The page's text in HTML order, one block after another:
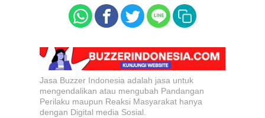
Jasa Buzzer Indonesia adalah jasa untuk
mengendalikan atau mengubah Pandangan
Perilaku maupun Reaksi Masyarakat hanya
dengan Digital media Sosial.